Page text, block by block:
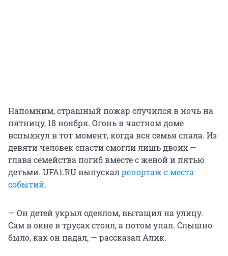
Напомним, страшный пожар случился в ночь на
пятницу, 18 ноября. Огонь в частном доме
вспыхнул в тот момент, когда вся семья спала. Из
девяти человек спасти смогли лишь двоих —
глава семейства погиб вместе с женой и пятью
детьми. UFA1.RU выпускалрепортаж с места
событий.
— Он детей укрыл одеялом, вытащил на улицу.
Сам в окне в трусах стоял, а потом упал. Слышно
было, как он падал, — рассказал Алик.